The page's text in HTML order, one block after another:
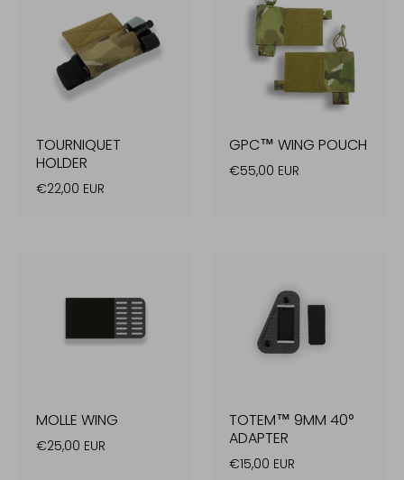
TOURNIQUET
HOLDER
€22,00 EUR
GPC™ WING POUCH
€55,00 EUR
MOLLE WING
€25,00 EUR
TOTEM™ 9MM 40°
ADAPTER
€15,00 EUR